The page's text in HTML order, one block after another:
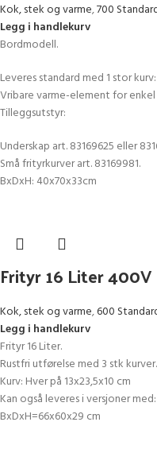
Kok, stek og varme,700
Legg i handlekurv
Bordmodell.
Leveres standard med 1 stor
Vribare varme-element for
Tilleggsutstyr:
Underskap art. 83169625 eller
Små frityrkurver art. 83169981.
BxDxH: 40x70x33cm
Frityr 16 Liter 400V
Kok, stek og varme,600
Legg i handlekurv
Frityr 16 Liter.
Rustfri utførelse med 3 stk kurver.
Kurv: Hver på 13x23,5x10 cm
Kan også leveres i versjoner
BxDxH=66x60x29 cm